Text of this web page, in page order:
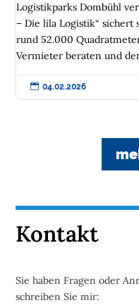
Logistikparks Dombühl
– Die lila Logistik“
rund 52.000
Vermieter beraten und
 04.02.2026
Kontakt
Sie haben Fragen oder
schreiben Sie mir: